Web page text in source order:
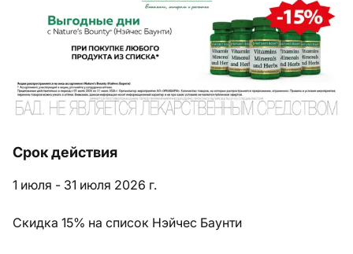
Срок действия
1 июля - 31 июля 2026 г.
Скидка 15% на список Нэйчес Баунти